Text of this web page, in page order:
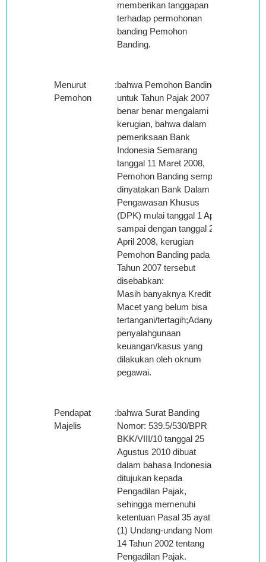
memberikan tanggapan
terhadap permohonan
banding Pemohon
Banding.
Menurut
Pemohon
:bahwa Pemohon Banding
untuk Tahun Pajak 2007
benar benar mengalami
kerugian, bahwa dalam
pemeriksaan Bank
Indonesia Semarang
tanggal 11 Maret 2008,
Pemohon Banding sempat
dinyatakan Bank Dalam
Pengawasan Khusus
(DPK) mulai tanggal 1 April
sampai dengan tanggal 25
April 2008, kerugian
Pemohon Banding pada
Tahun 2007 tersebut
disebabkan:
Masih banyaknya Kredit
Macet yang belum bisa
tertangani/tertagih;Adanya
penyalahgunaan
keuangan/kasus yang
dilakukan oleh oknum
pegawai.
Pendapat
Majelis
:bahwa Surat Banding
Nomor: 539.5/530/BPR
BKK/VIII/10 tanggal 25
Agustus 2010 dibuat
dalam bahasa Indonesia
ditujukan kepada
Pengadilan Pajak,
sehingga memenuhi
ketentuan Pasal 35 ayat
(1) Undang-undang Nomor
14 Tahun 2002 tentang
Pengadilan Pajak.